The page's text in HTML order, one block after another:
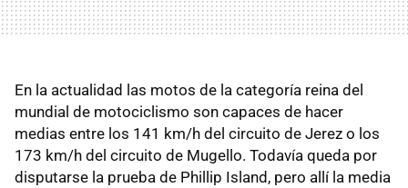
En la actualidad las motos de la categoría reina del
mundial de motociclismo son capaces de hacer
medias entre los 141 km/h del circuito de Jerez o los
173 km/h del circuito de Mugello. Todavía queda por
disputarse la prueba de Phillip Island, pero allí la media